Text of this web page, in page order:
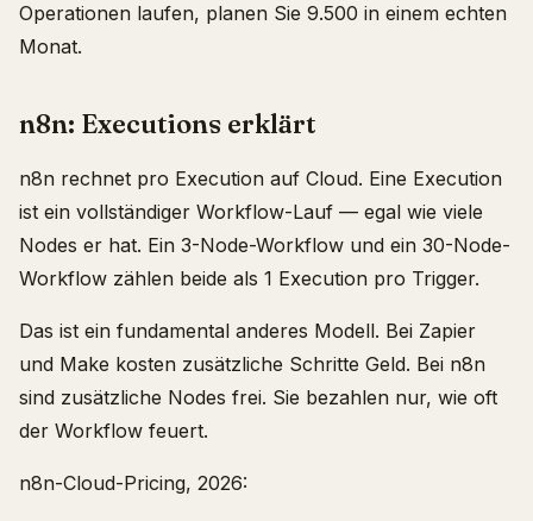
Operationen laufen, planen Sie 9.500 in einem echten
Monat.
n8n: Executions erklärt
n8n rechnet pro Execution auf Cloud. Eine Execution
ist ein vollständiger Workflow-Lauf — egal wie viele
Nodes er hat. Ein 3-Node-Workflow und ein 30-Node-
Workflow zählen beide als 1 Execution pro Trigger.
Das ist ein fundamental anderes Modell. Bei Zapier
und Make kosten zusätzliche Schritte Geld. Bei n8n
sind zusätzliche Nodes frei. Sie bezahlen nur, wie oft
der Workflow feuert.
n8n-Cloud-Pricing, 2026: